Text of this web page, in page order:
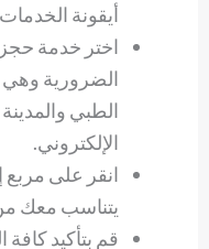
أيقونة الخدمات
اختر خدمة
الضرورية
الطبي
الإلكتروني.
انقر على مربع
يتناسب معك من
قم بتأكيد